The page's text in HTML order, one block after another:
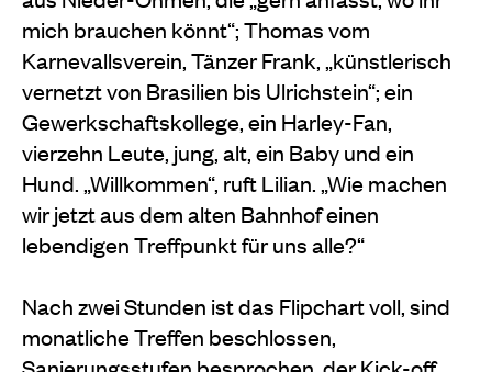
mich brauchen könnt“; Thomas vom
Karnevallsverein, Tänzer Frank, „künstlerisch
vernetzt von Brasilien bis Ulrichstein“; ein
Gewerkschaftskollege, ein Harley-Fan,
vierzehn Leute, jung, alt, ein Baby und ein
Hund. „Willkommen“, ruft Lilian. „Wie machen
wir jetzt aus dem alten Bahnhof einen
lebendigen Treffpunkt für uns alle?“
Nach zwei Stunden ist das Flipchart voll, sind
monatliche Treffen beschlossen,